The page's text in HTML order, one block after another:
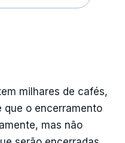
milhares de cafés,
que o encerramento
mas não